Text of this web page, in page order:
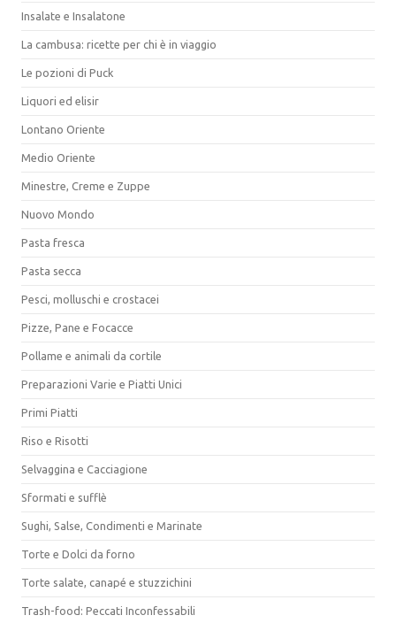
Insalate e Insalatone
La cambusa: ricette per chi è in viaggio
Le pozioni di Puck
Liquori ed elisir
Lontano Oriente
Medio Oriente
Minestre, Creme e Zuppe
Nuovo Mondo
Pasta fresca
Pasta secca
Pesci, molluschi e crostacei
Pizze, Pane e Focacce
Pollame e animali da cortile
Preparazioni Varie e Piatti Unici
Primi Piatti
Riso e Risotti
Selvaggina e Cacciagione
Sformati e sufflè
Sughi, Salse, Condimenti e Marinate
Torte e Dolci da forno
Torte salate, canapé e stuzzichini
Trash-food: Peccati Inconfessabili